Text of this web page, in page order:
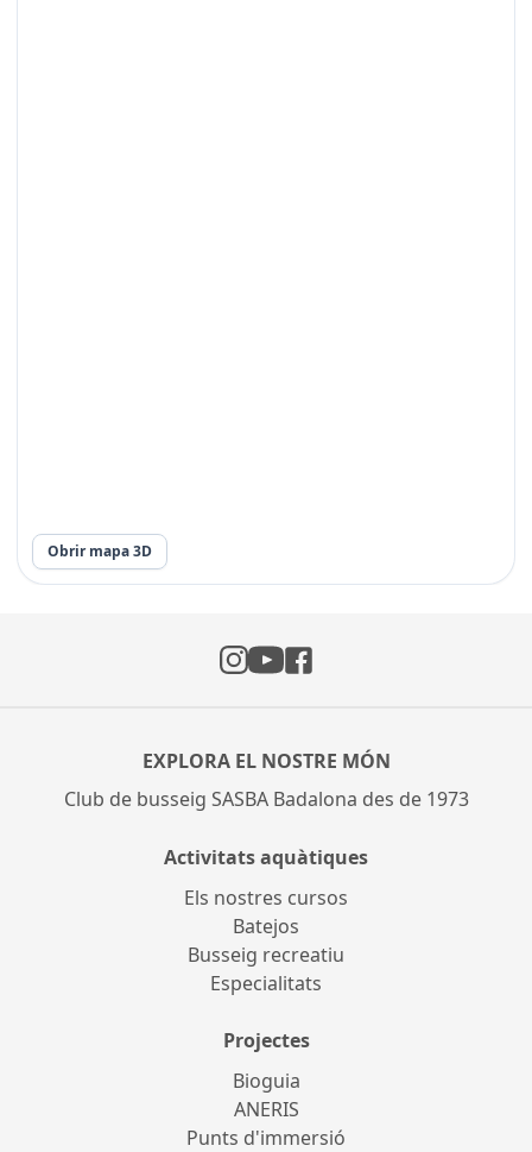
Obrir mapa 3D
EXPLORA EL NOSTRE MÓN
Club de busseig SASBA Badalona des de 1973
Activitats aquàtiques
Els nostres cursos
Batejos
Busseig recreatiu
Especialitats
Projectes
Bioguia
ANERIS
Punts d'immersió